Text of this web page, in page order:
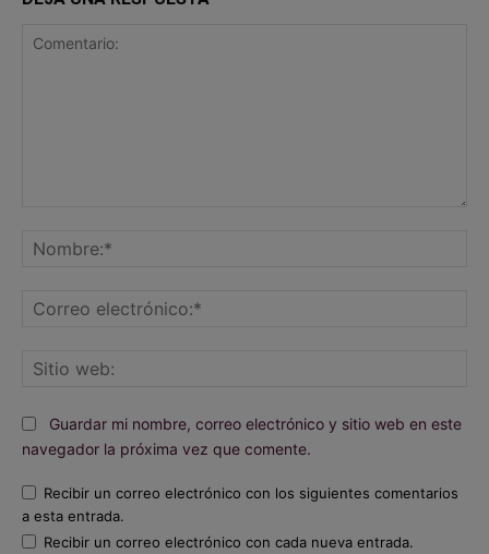
Guardar mi nombre, correo electrónico y sitio web en este
navegador la próxima vez que comente.
Recibir un correo electrónico con los siguientes comentarios
a esta entrada.
Recibir un correo electrónico con cada nueva entrada.